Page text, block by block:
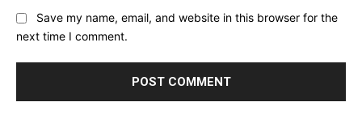
Save my name, email, and website in this browser for the
next time I comment.